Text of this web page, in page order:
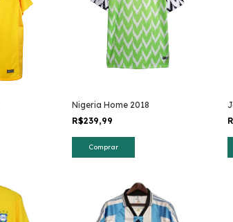
Nigeria Home 2018
R$239,99
Comprar